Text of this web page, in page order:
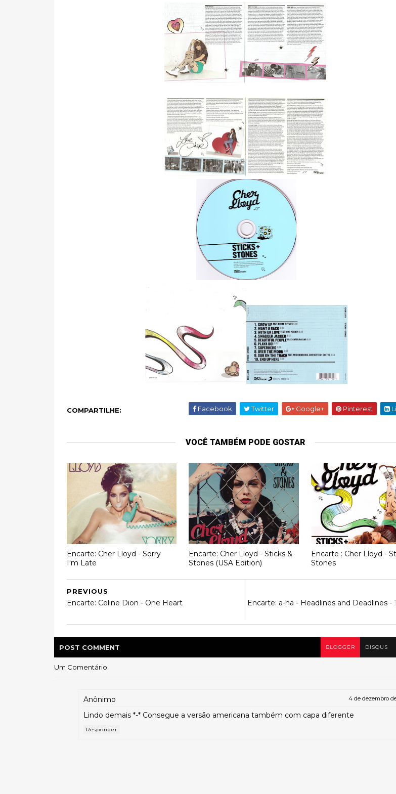
COMPARTILHE: Facebook Twitter Google+ Pinterest
VOCÊ TAMBÉM PODE GOSTAR
Encarte: Cher Lloyd - Sorry
I'm Late
Encarte: Cher Lloyd - Sticks &
Stones (USA Edition)
Encarte : Cher Lloyd -
Stones
Encarte: a-ha - Headlines and Deadlines -
PREVIOUS
Encarte: Celine Dion - One Heart
POST COMMENT BLOGGER DISQUS
Um Comentário:
Anônimo 4 de dezembro de
Lindo demais *-* Consegue a versão americana também com capa diferente
Responder